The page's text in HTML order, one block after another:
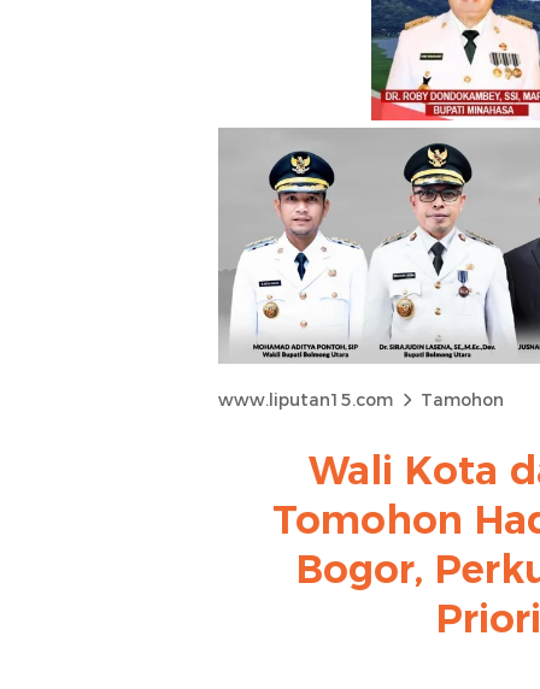
www.liputan15.com Tamohon
Wali Kota
Tomohon
Bogor,